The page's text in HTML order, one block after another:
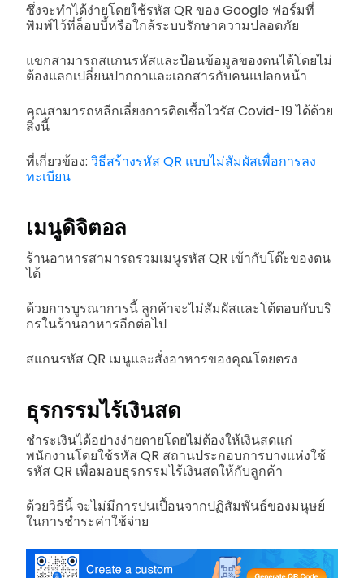
ซึ่งจะทำได้ง่ายโดยใช้รหัส QR ของ Google ฟอร์มที่
พิมพ์ไว้ที่ล็อบบี้หรือใกล้ระบบรักษาความปลอดภัย
แขกสามารถสแกนรหัสและป้อนข้อมูลของตนได้โดยไม่
ต้องแลกเปลี่ยนปากกาและเอกสารกับคนแปลกหน้า
คุณสามารถหลีกเลี่ยงการติดเชื้อไวรัส Covid-19 ได้ด้วย
สิ่งนี้
ที่เกี่ยวข้อง: วิธีสร้างรหัส QR แบบไม่สัมผัสเพื่อการลง
ทะเบียน
เมนูดิจิตอล
ร้านอาหารสามารถรวมเมนูรหัส QR เข้ากับโต๊ะของตน
ได้
ด้วยการบูรณาการนี้ ลูกค้าจะไม่สัมผัสและโต้ตอบกับบริ
กรในร้านอาหารอีกต่อไป
สแกนรหัส QR เมนูและสั่งอาหารของคุณโดยตรง
ธุรกรรมไร้เงินสด
ชำระเงินได้อย่างง่ายดายโดยไม่ต้องให้เงินสดแก่
พนักงานโดยใช้รหัส QR สถานประกอบการบางแห่งใช้
รหัส QR เพื่อมอบธุรกรรมไร้เงินสดให้กับลูกค้า
ด้วยวิธีนี้ จะไม่มีการปนเปื้อนจากปฏิสัมพันธ์ของมนุษย์
ในการชำระค่าใช้จ่าย